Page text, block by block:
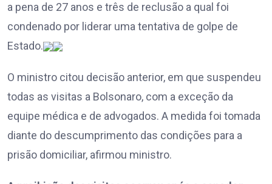
a pena de 27 anos e três de reclusão a qual foi
condenado por liderar uma tentativa de golpe de
Estado.
O ministro citou decisão anterior, em que suspendeu
todas as visitas a Bolsonaro, com a exceção da
equipe médica e de advogados. A medida foi tomada
diante do descumprimento das condições para a
prisão domiciliar, afirmou ministro.